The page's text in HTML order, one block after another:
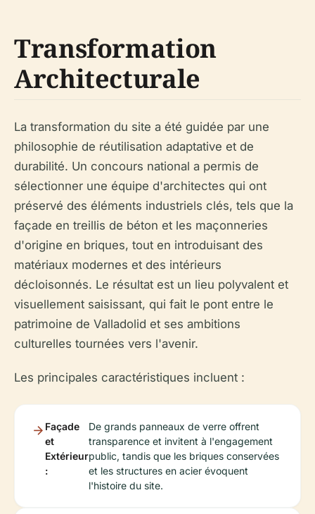
Transformation
Architecturale
La transformation du site a été guidée par une
philosophie de réutilisation adaptative et de
durabilité. Un concours national a permis de
sélectionner une équipe d'architectes qui ont
préservé des éléments industriels clés, tels que la
façade en treillis de béton et les maçonneries
d'origine en briques, tout en introduisant des
matériaux modernes et des intérieurs
décloisonnés. Le résultat est un lieu polyvalent et
visuellement saisissant, qui fait le pont entre le
patrimoine de Valladolid et ses ambitions
culturelles tournées vers l'avenir.
Les principales caractéristiques incluent :
Façade
et
Extérieur
:
De grands panneaux de verre offrent
transparence et invitent à l'engagement
public, tandis que les briques conservées
et les structures en acier évoquent
l'histoire du site.